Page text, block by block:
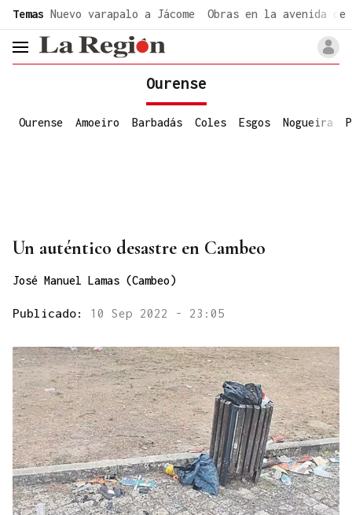
Temas Nuevo varapalo a Jácome Obras en la avenida de
header.menu.open
Ourense
Ourense Amoeiro Barbadás Coles Esgos Nogueira
Un auténtico desastre en Cambeo
José Manuel Lamas (Cambeo)
Publicado: 10 Sep 2022 - 23:05